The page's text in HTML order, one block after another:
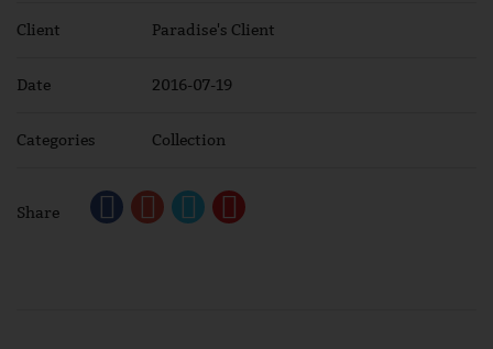
Client Paradise's Client
Date 2016-07-19
Categories Collection
Share